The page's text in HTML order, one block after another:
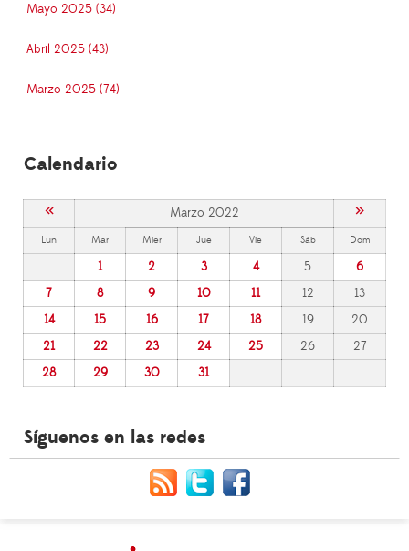
Mayo 2025 (34)
Abril 2025 (43)
Marzo 2025 (74)
Calendario
« Marzo 2022 »
Lun Mar Mier Jue Vie Sáb Dom
1 2 3 4 5
6
7
8 9 10 11 12
13
14
15 16 17 18 19
20
21
22 23 24 25 26
27
28
29 30 31
Síguenos en las redes